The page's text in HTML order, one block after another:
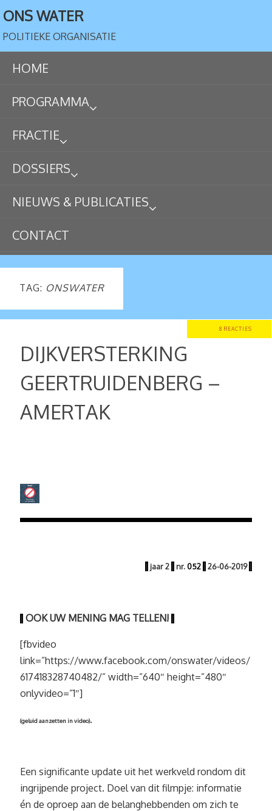
ONS WATER
POLITIEKE ORGANISATIE
HOME
PROGRAMMA
FRACTIE
DOSSIERS
NIEUWS & PUBLICATIES
CONTACT
TAG: ONSWATER
8 REACTIES
DIJKVERSTERKING
GEERTRUIDENBERG –
AMERTAK
| jaar2 | nr.052 | 26-06-2019 |
| OOK UW MENING MAG TELLEN! |
[fbvideo
link=”https://www.facebook.com/onswater/videos/
617418328740482/” width=”640″ height=”480″
onlyvideo=”1″]
(geluid aanzetten in video).
Een significante update uit het werkveld rondom dit
ingrijpende project. Doel van dit filmpje: informatie
én de oproep aan de belanghebbenden om zich te